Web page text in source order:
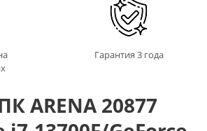
Гарантия 3 года
ARENA 20877